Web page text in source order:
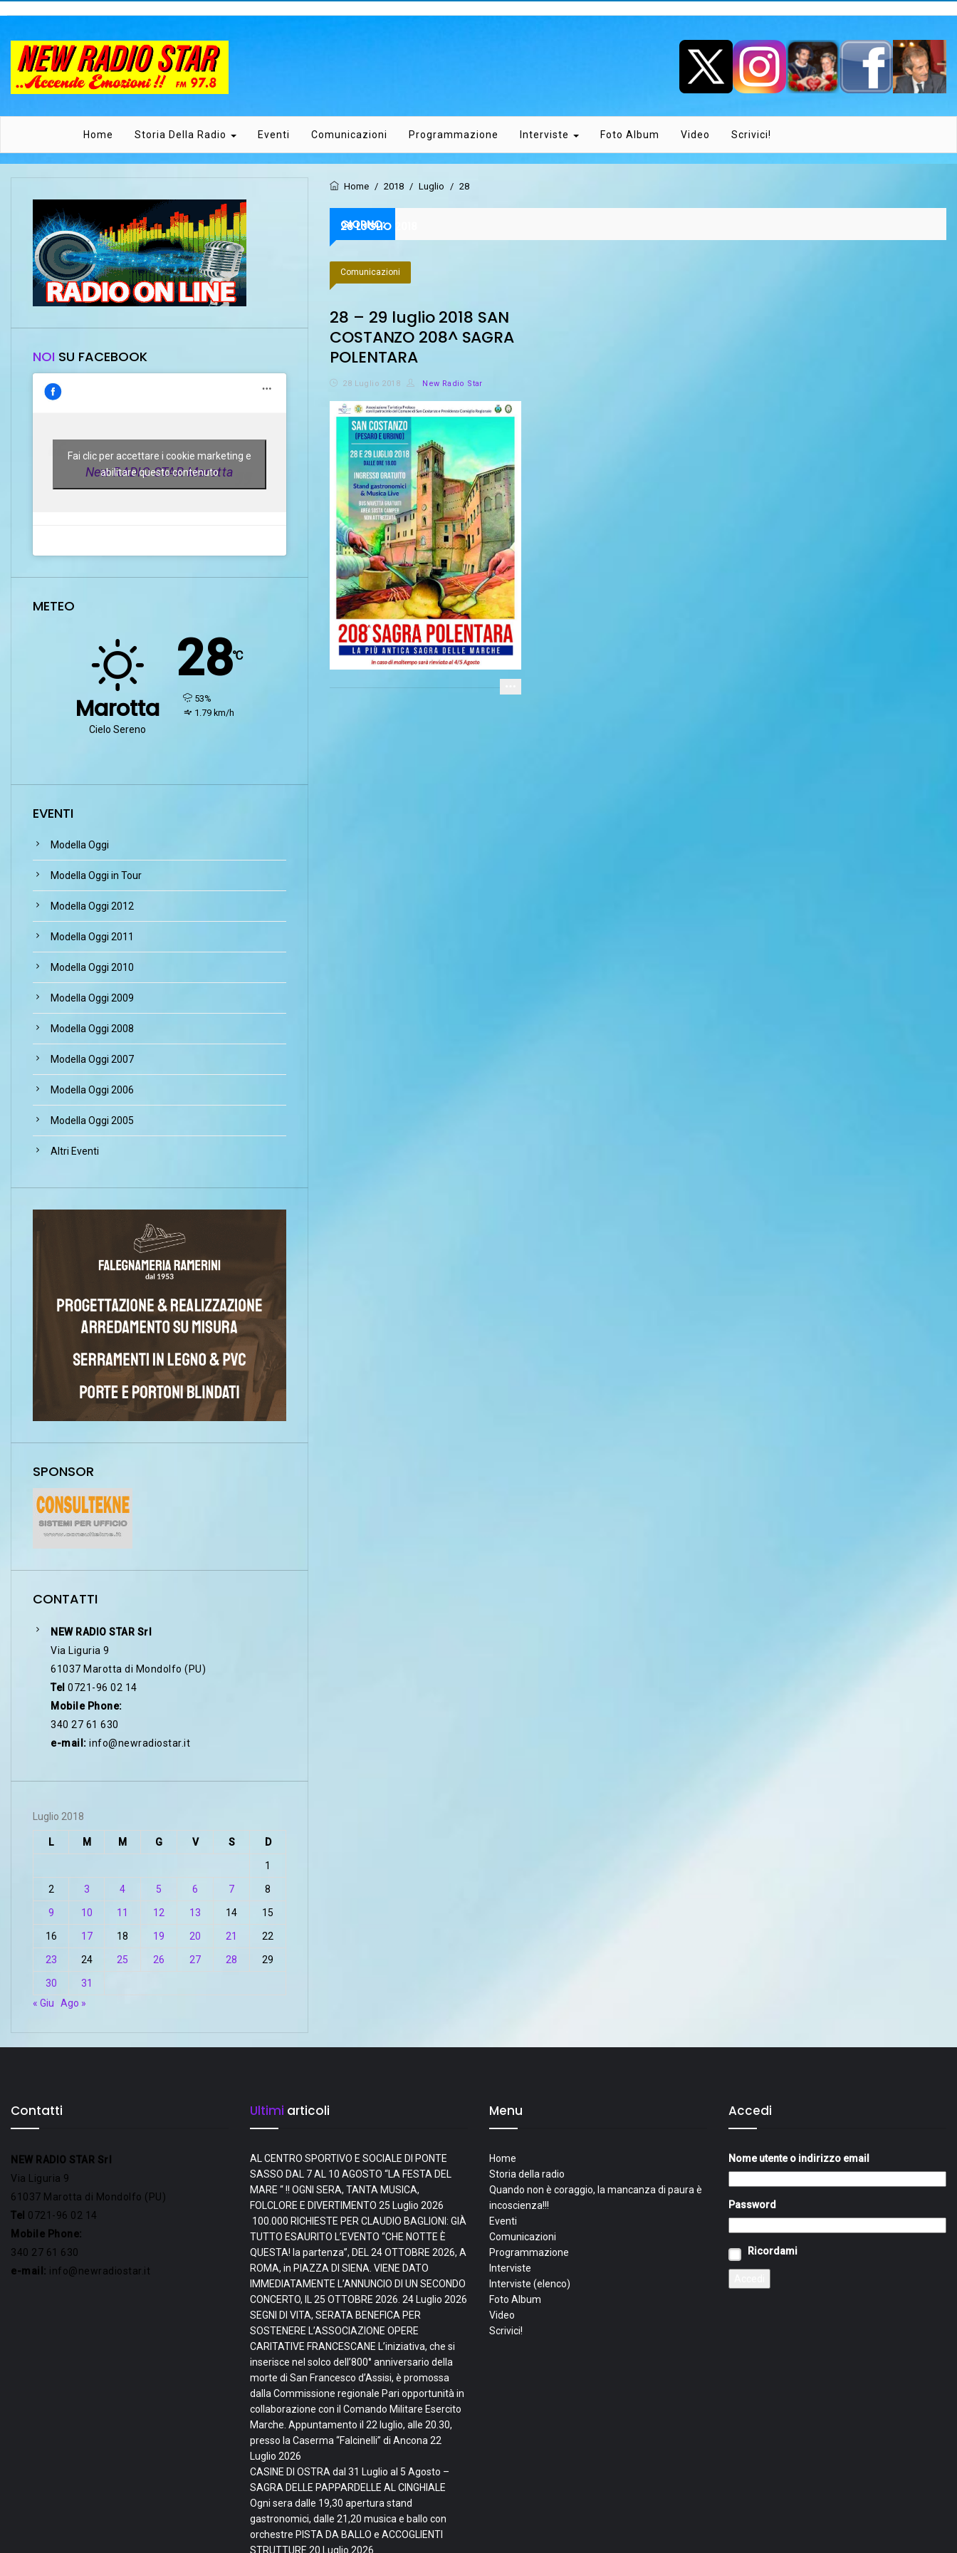
Home Storia Della Radio Eventi Comunicazioni Programmazione Interviste Foto Album Video Scrivici!
Home / 2018 / Luglio / 28
GIORNO:
28 LUGLIO 2018
Comunicazioni
28 – 29 luglio 2018 SAN
COSTANZO 208^ SAGRA
POLENTARA
28 Luglio 2018 New Radio Star
NOI SU FACEBOOK
New RADIO STAR Marotta
Fai clic per accettare i cookie marketing e
abilitare questo contenuto
METEO
Marotta
Cielo Sereno
28℃
humidity:
53%
wind:
1.79 km/h
EVENTI
Modella Oggi
Modella Oggi in Tour
Modella Oggi 2012
Modella Oggi 2011
Modella Oggi 2010
Modella Oggi 2009
Modella Oggi 2008
Modella Oggi 2007
Modella Oggi 2006
Modella Oggi 2005
Altri Eventi
SPONSOR
CONTATTI
NEW RADIO STAR Srl
Via Liguria 9
61037 Marotta di Mondolfo (PU)
Tel 0721-96 02 14
Mobile Phone:
340 27 61 630
e-mail: info@newradiostar.it
Luglio 2018
L M M G V S D
1
2 3 4 5 6 7 8
9 10 11 12 13 14 15
16 17 18 19 20 21 22
23 24 25 26 27 28 29
30
31
« Giu
Ago »
Contatti
NEW RADIO STAR Srl
Via Liguria 9
61037 Marotta di Mondolfo (PU)
Tel 0721-96 02 14
Mobile Phone:
340 27 61 630
e-mail: info@newradiostar.it
Ultimi articoli
AL CENTRO SPORTIVO E SOCIALE DI PONTE
SASSO DAL 7 AL 10 AGOSTO “LA FESTA DEL
MARE “ !! OGNI SERA, TANTA MUSICA,
FOLCLORE E DIVERTIMENTO 25 Luglio 2026
100.000 RICHIESTE PER CLAUDIO BAGLIONI: GIÀ
TUTTO ESAURITO L’EVENTO “CHE NOTTE È
QUESTA! la partenza”, DEL 24 OTTOBRE 2026, A
ROMA, in PIAZZA DI SIENA. VIENE DATO
IMMEDIATAMENTE L’ANNUNCIO DI UN SECONDO
CONCERTO, IL 25 OTTOBRE 2026. 24 Luglio 2026
SEGNI DI VITA, SERATA BENEFICA PER
SOSTENERE L’ASSOCIAZIONE OPERE
CARITATIVE FRANCESCANE L’iniziativa, che si
inserisce nel solco dell’800° anniversario della
morte di San Francesco d’Assisi, è promossa
dalla Commissione regionale Pari opportunità in
collaborazione con il Comando Militare Esercito
Marche. Appuntamento il 22 luglio, alle 20.30,
presso la Caserma “Falcinelli” di Ancona22
Luglio 2026
CASINE DI OSTRA dal 31 Luglio al 5 Agosto –
SAGRA DELLE PAPPARDELLE AL CINGHIALE
Ogni sera dalle 19,30 apertura stand
gastronomici, dalle 21,20 musica e ballo con
orchestre PISTA DA BALLO e ACCOGLIENTI
STRUTTURE 20 Luglio 2026
Menu
Home
Storia della radio
Quando non è coraggio, la mancanza di paura è
incoscienza!!!
Eventi
Comunicazioni
Programmazione
Interviste
Interviste (elenco)
Foto Album
Video
Scrivici!
Accedi
Nome utente o indirizzo email
Password
Ricordami